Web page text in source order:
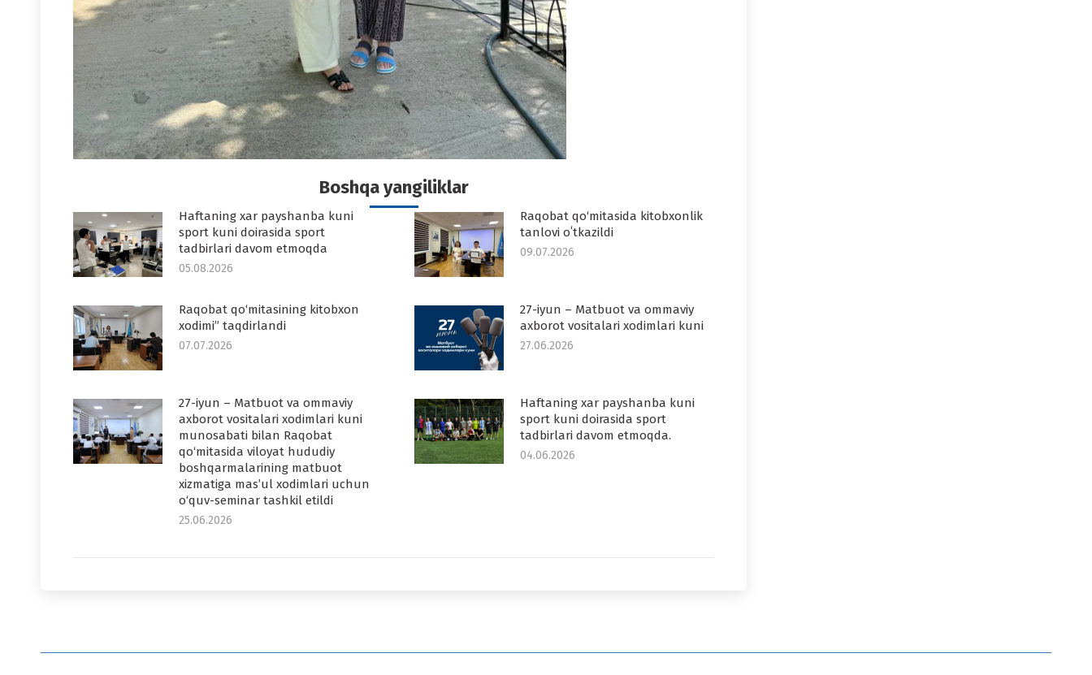
Boshqa yangiliklar
Haftaning xar payshanba kuni
sport kuni doirasida sport
tadbirlari davom etmoqda
05.08.2026
Raqobat qo‘mitasida kitobxonlik
tanlovi oʻtkazildi
09.07.2026
Raqobat qo‘mitasining kitobxon
xodimi” taqdirlandi
07.07.2026
27-iyun – Matbuot va ommaviy
axborot vositalari xodimlari kuni
27.06.2026
27-iyun – Matbuot va ommaviy
axborot vositalari xodimlari kuni
munosabati bilan Raqobat
qo‘mitasida viloyat hududiy
boshqarmalarining matbuot
xizmatiga mas’ul xodimlari uchun
o‘quv-seminar tashkil etildi
25.06.2026
Haftaning xar payshanba kuni
sport kuni doirasida sport
tadbirlari davom etmoqda.
04.06.2026